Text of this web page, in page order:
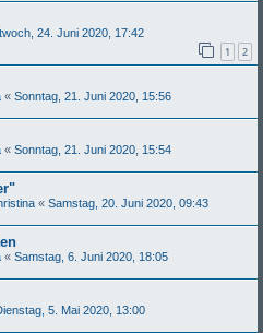
24. Juni 2020, 17:42
1 2
« Sonntag, 21. Juni 2020, 15:56
« Sonntag, 21. Juni 2020, 15:54
« Samstag, 20. Juni 2020, 09:43
« Samstag, 6. Juni 2020, 18:05
5. Mai 2020, 13:00